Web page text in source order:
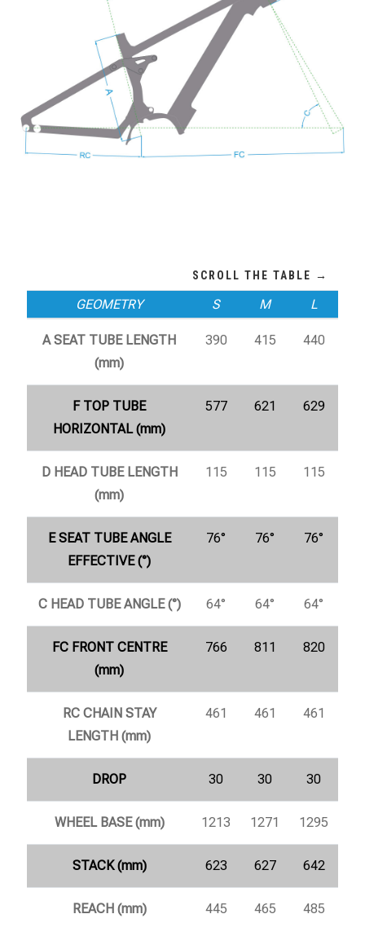
GEOMETRY S M L
A SEAT TUBE LENGTH
(mm)
390 415 440
F TOP TUBE
HORIZONTAL (mm)
577 621 629
D HEAD TUBE LENGTH
(mm)
115 115 115
E SEAT TUBE ANGLE
EFFECTIVE (°)
76° 76° 76°
C HEAD TUBE ANGLE (°) 64° 64° 64°
FC FRONT CENTRE
(mm)
766 811 820
RC CHAIN STAY
LENGTH (mm)
461 461 461
DROP 30 30 30
WHEEL BASE (mm) 1213 1271 1295
STACK (mm) 623 627 642
REACH (mm) 445 465 485